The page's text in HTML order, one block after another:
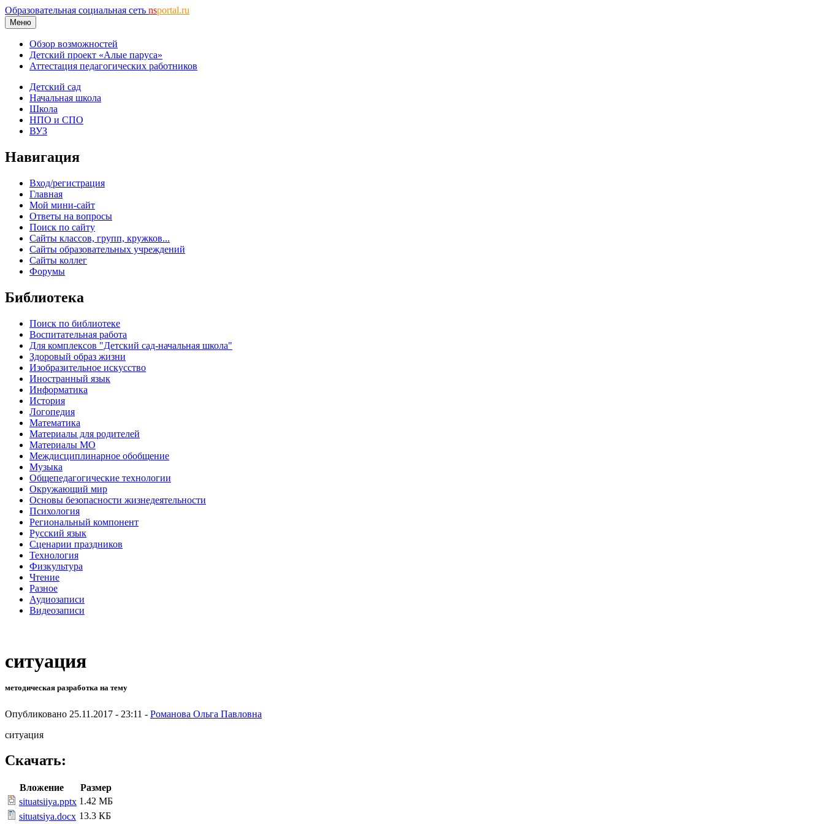
Образовательная социальная сеть nsportal.ru
Меню
Обзор возможностей
Детский проект «Алые паруса»
Аттестация педагогических работников
Детский сад
Начальная школа
Школа
НПО и СПО
ВУЗ
Навигация
Вход/регистрация
Главная
Мой мини-сайт
Ответы на вопросы
Поиск по сайту
Сайты классов, групп, кружков...
Сайты образовательных учреждений
Сайты коллег
Форумы
Библиотека
Поиск по библиотеке
Воспитательная работа
Для комплексов "Детский сад-начальная школа"
Здоровый образ жизни
Изобразительное искусство
Иностранный язык
Информатика
История
Логопедия
Математика
Материалы для родителей
Материалы МО
Междисциплинарное обобщение
Музыка
Общепедагогические технологии
Окружающий мир
Основы безопасности жизнедеятельности
Психология
Региональный компонент
Русский язык
Сценарии праздников
Технология
Физкультура
Чтение
Разное
Аудиозаписи
Видеозаписи
ситуация
методическая разработка на тему
Опубликовано 25.11.2017 - 23:11 - Романова Ольга Павловна
ситуация
Скачать:
Вложение
Размер
situatsiiya.pptx 1.42 МБ
situatsiya.docx 13.3 КБ